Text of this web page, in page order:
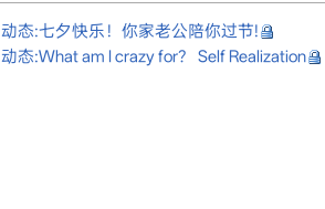
动态:七夕快乐！你家老公陪你过节!
动态:What am I crazy for？ Self Realization